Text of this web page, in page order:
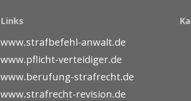
Links
www.strafbefehl-anwalt.de
www.pflicht-verteidiger.de
www.berufung-strafrecht.de
www.strafrecht-revision.de